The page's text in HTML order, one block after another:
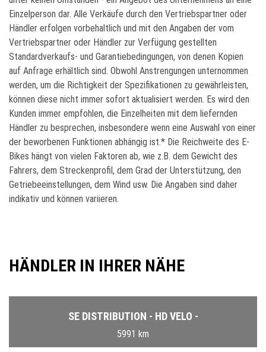
Einzelperson dar. Alle Verkäufe durch den Vertriebspartner oder
Händler erfolgen vorbehaltlich und mit den Angaben der vom
Vertriebspartner oder Händler zur Verfügung gestellten
Standardverkaufs- und Garantiebedingungen, von denen Kopien
auf Anfrage erhältlich sind. Obwohl Anstrengungen unternommen
werden, um die Richtigkeit der Spezifikationen zu gewährleisten,
können diese nicht immer sofort aktualisiert werden. Es wird den
Kunden immer empfohlen, die Einzelheiten mit dem liefernden
Händler zu besprechen, insbesondere wenn eine Auswahl von einer
der beworbenen Funktionen abhängig ist.* Die Reichweite des E-
Bikes hängt von vielen Faktoren ab, wie z.B. dem Gewicht des
Fahrers, dem Streckenprofil, dem Grad der Unterstützung, den
Getriebeeinstellungen, dem Wind usw. Die Angaben sind daher
indikativ und können variieren.
HÄNDLER IN IHRER NÄHE
SE DISTRIBUTION - HD VELO -
5991 km